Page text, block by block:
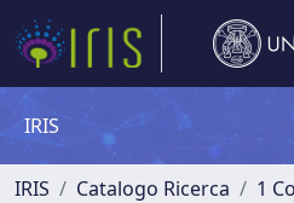
IRIS
IRIS Catalogo Ricerca
1